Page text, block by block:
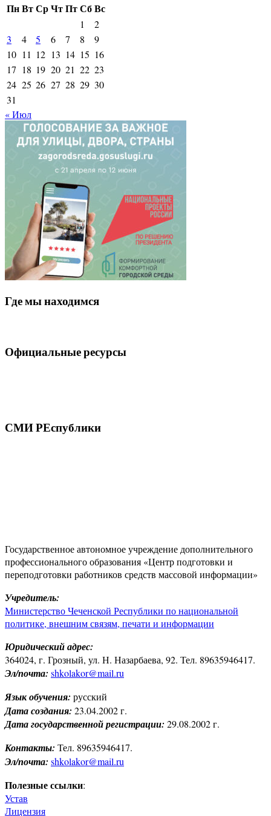
ПнВтСрЧтПтСбВс
1
2
3
4 5 6 7 8
9
10 11 12 13 14 15 16
17 18 19 20 21 22 23
24 25 26 27 28 29 30
31
« Июл
Где мы находимся
Официальные ресурсы
СМИ РЕспублики
Государственное автономное учреждение дополнительного
профессионального образования «Центр подготовки и
переподготовки работников средств массовой информации»
Учредитель:
Министерство Чеченской Республики по национальной
политике, внешним связям, печати и информации
Юридический адрес:
364024, г. Грозный, ул. Н. Назарбаева, 92. Тел. 89635946417.
Эл/почта: shkolakor@mail.ru
Язык обучения: русский
Дата создания: 23.04.2002 г.
Дата государственной регистрации: 29.08.2002 г.
Контакты: Тел. 89635946417.
Эл/почта: shkolakor@mail.ru
Полезные ссылки:
Устав
Лицензия